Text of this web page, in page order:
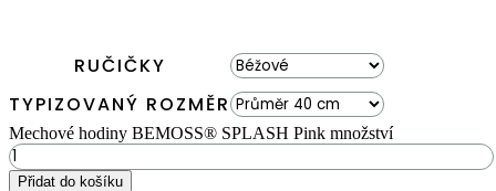
RUČIČKY
TYPIZOVANÝ ROZMĚR
Mechové hodiny BEMOSS® SPLASH Pink množství
Přidat do košíku